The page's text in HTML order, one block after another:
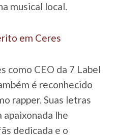
musical local.
em Ceres
como CEO da 7 Label
é reconhecido
rapper. Suas letras
lhe
dedicada e o